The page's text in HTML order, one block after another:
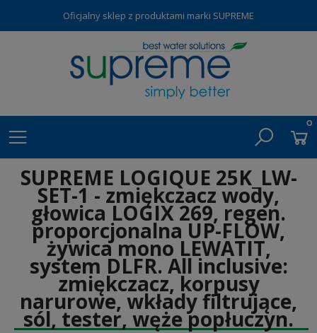
Oficjalny sklep z produktami marki SUPREME
SUPREME LOGIQUE 25K_LW-
SET-1 - zmiękczacz wody,
głowica LOGIX 269, regen.
proporcjonalna UP-FLOW,
żywica mono LEWATIT,
system DLFR. All inclusive:
zmiękczacz, korpusy
narurowe, wkłady filtrujące,
sól, tester, węże popłuczyn.